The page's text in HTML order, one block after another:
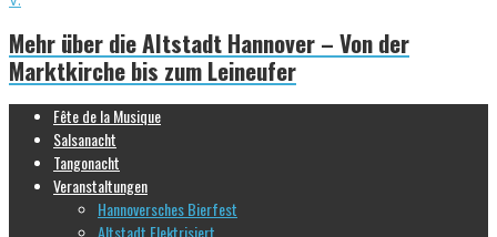
Mehr über die Altstadt Hannover – Von der
Marktkirche bis zum Leineufer
Fête de la Musique
Salsanacht
Tangonacht
Veranstaltungen
Hannoversches Bierfest
Altstadt Elektrisiert